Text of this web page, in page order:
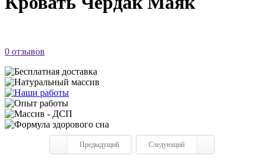
0 отзывов
Предыдущий Следующий